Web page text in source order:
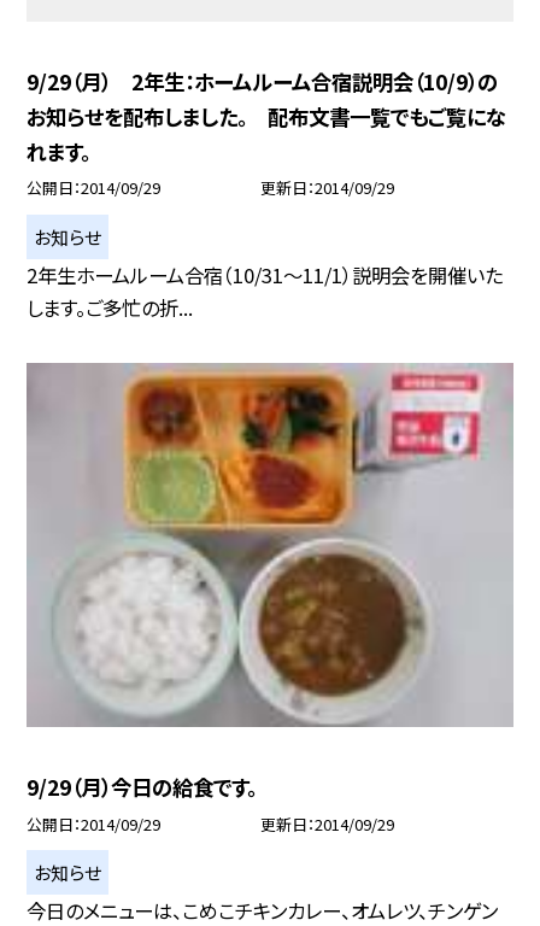
9/29（月） 2年生：ホームルーム合宿説明会（10/9）の
お知らせを配布しました。 配布文書一覧でもご覧にな
れます。
公開日 2014/09/29 更新日 2014/09/29
お知らせ
2年生ホームルーム合宿（10/31〜11/1）説明会を開催いた
します。ご多忙の折...
9/29（月）今日の給食です。
公開日 2014/09/29 更新日 2014/09/29
お知らせ
今日のメニューは、こめこチキンカレー、オムレツ、チンゲン